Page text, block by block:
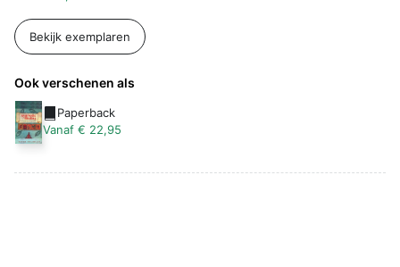
Bekijk exemplaren
Ook verschenen als
Paperback
Vanaf € 22,95